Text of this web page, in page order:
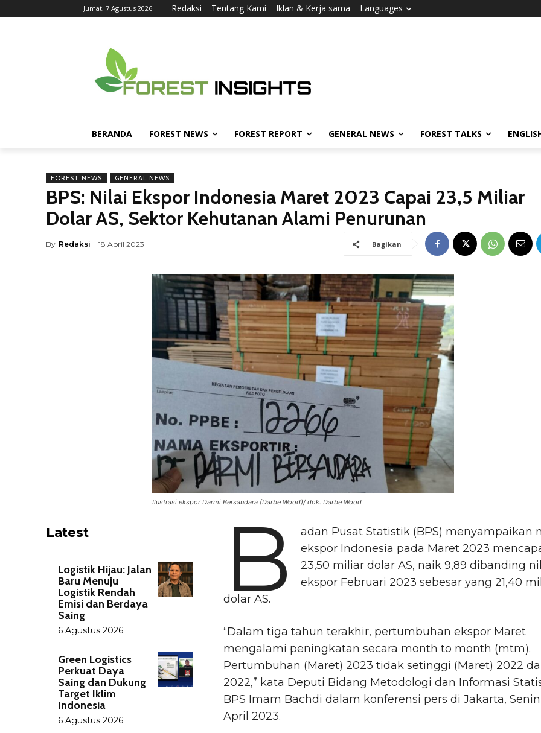
Jumat, 7 Agustus 2026 Redaksi Tentang Kami Iklan & Kerja sama Languages
BERANDA FOREST NEWS FOREST REPORT GENERAL NEWS FOREST TALKS
FOREST NEWS GENERAL NEWS
BPS: Nilai Ekspor Indonesia Maret 2023 Capai 23,5 Miliar
Dolar AS, Sektor Kehutanan Alami Penurunan
By Redaksi 18 April 2023 Bagikan
Ilustrasi ekspor Darmi Bersaudara (Darbe Wood)/ dok. Darbe Wood
Latest
Logistik Hijau: Jalan
Baru Menuju
Logistik Rendah
Emisi dan Berdaya
Saing
6 Agustus 2026
Green Logistics
Perkuat Daya
Saing dan Dukung
Target Iklim
Indonesia
6 Agustus 2026
B
adan Pusat Statistik (BPS) menyampaikan
ekspor Indonesia pada Maret 2023
23,50 miliar dolar AS, naik 9,89 dibanding
ekspor Februari 2023 sebesar yang 21,40
dolar AS.
“Dalam tiga tahun terakhir, pertumbuhan ekspor Maret
mengalami peningkatan secara month to month (mtm).
Pertumbuhan (Maret) 2023 tidak setinggi (Maret) 2022
2022,” kata Deputi Bidang Metodologi dan Informasi
BPS Imam Bachdi dalam konferensi pers di Jakarta,
April 2023.